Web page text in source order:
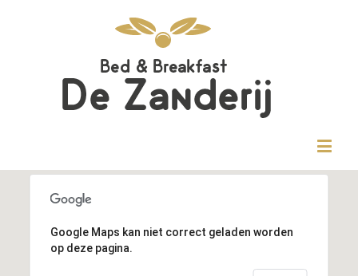
Google Maps kan niet correct geladen worden
op deze pagina.